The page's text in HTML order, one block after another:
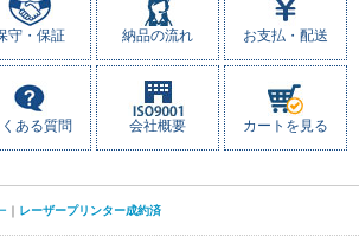
守・保証 納品の流れ お支払・配送
ある質問 会社概要 カートを見る
レーザープリンター成約済